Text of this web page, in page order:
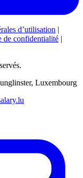
d’utilisation |
de confidentialité |
Luxembourg